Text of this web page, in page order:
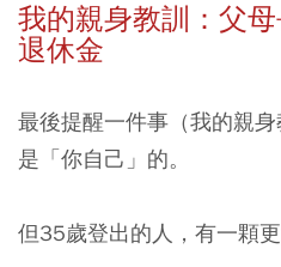
我的親身教訓：父
退休金
最後提醒一件事（我的親
是「你自己」的。
但35歲登出的人，有一顆更